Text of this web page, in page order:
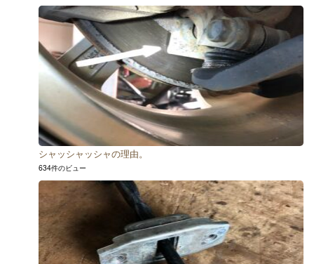
シャッシャッシャの理由。
634件のビュー